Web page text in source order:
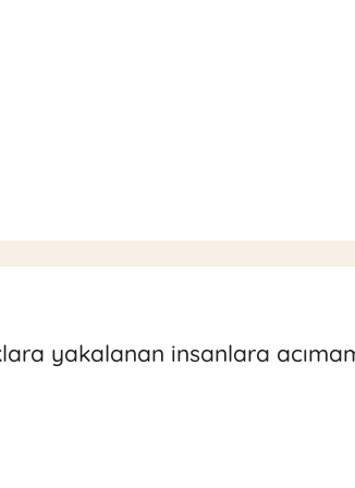
yakalanan insanlara